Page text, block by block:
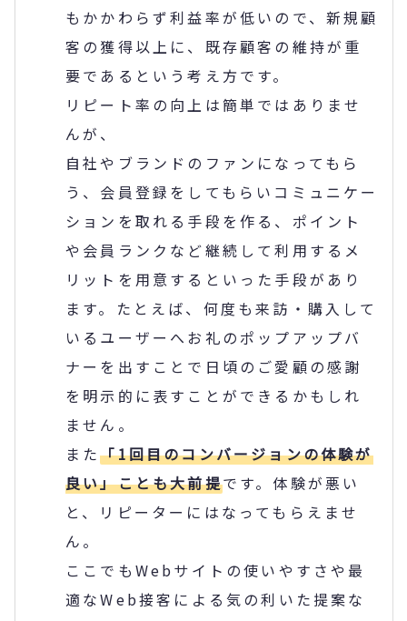
もかかわらず利益率が低いので、新規顧
客の獲得以上に、既存顧客の維持が重
要であるという考え方です。
リピート率の向上は簡単ではありませ
んが、
自社やブランドのファンになってもら
う、会員登録をしてもらいコミュニケー
ションを取れる手段を作る、ポイント
や会員ランクなど継続して利用するメ
リットを用意するといった手段があり
ます。たとえば、何度も来訪・購入して
いるユーザーへお礼のポップアップバ
ナーを出すことで日頃のご愛顧の感謝
を明示的に表すことができるかもしれ
ません。
また「1回目のコンバージョンの体験が
良い」ことも大前提です。体験が悪い
と、リピーターにはなってもらえませ
ん。
ここでもWebサイトの使いやすさや最
適なWeb接客による気の利いた提案な